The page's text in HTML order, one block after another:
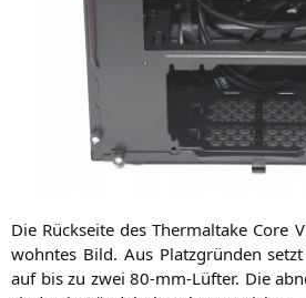
Die Rück­sei­te des Ther­mal­ta­ke Core
wohn­tes Bild. Aus Platz­grün­den
auf bis zu zwei 80-mm-Lüf­ter. Die